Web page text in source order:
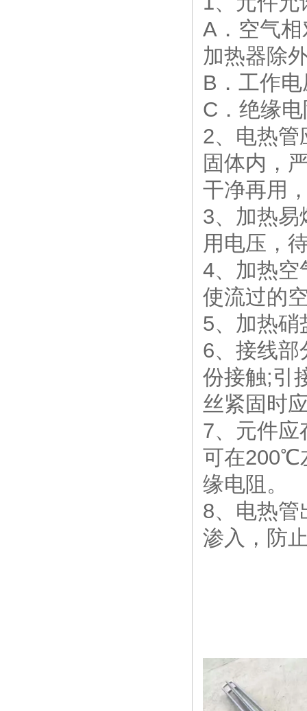
A．空气
加热器除
B．工作
C．绝缘
2、电热管
固体内，
干净再用
3、加热易
用电压，
4、加热空
使流过的
5、加热硝
6、接线部
份接触;引
丝紧固时
7、元件
可在200℃
缘电阻。
8、电热管
渗入，防